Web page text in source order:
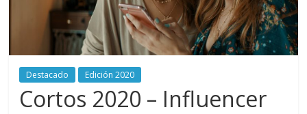
Destacado Edición 2020
Cortos 2020 – Influencer